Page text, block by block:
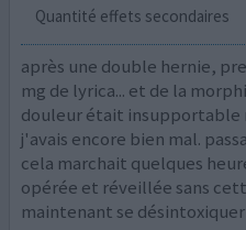
Quantité effets secondaires
après une double hernie,
mg de lyrica... et de la
douleur était insupportable
j'avais encore bien mal.
cela marchait quelques
opérée et réveillée sans
maintenant se